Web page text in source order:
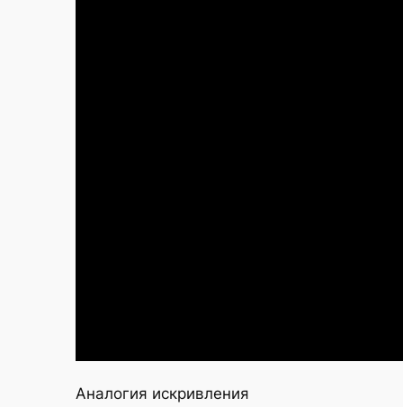
Аналогия искривления